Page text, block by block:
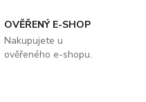
OVĚŘENÝ E-SHOP
Nakupujete u
ověřeného e-shopu.